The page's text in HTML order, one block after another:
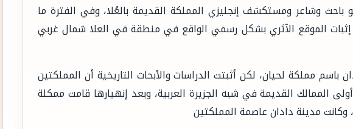
وشاعر ومستكشف إنجليزي المملكة القديمة بالعُلا، وفي الفترة ما
1909- 1910 تم إثبات الموقع الآثري بشكل رسمي الواقع في منطقة في العلا شمال غربي
باسم مملكة لحيان، لكن أثبتت الدراسات والأبحاث التاريخية أن المملكتين
الممالك القديمة في شبه الجزيرة العربية، وبعد إنهيارها قامت ممكلة
مدينة دادان عاصمة المملكتين